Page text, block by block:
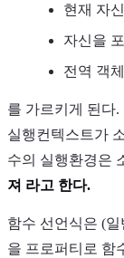
현재 자
자신을
전역 객체
를 가르키게 된다
실행컨텍스트가
수의 실행환경은
져 라고 한다.
함수 선언식은 (일
을 프로퍼티로 함